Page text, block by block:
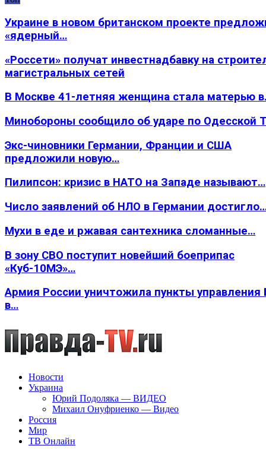
Украине в новом британском проекте
«ядерный…
«Россети» получат инвестнадбавку на
магистральных сетей
В Москве 41-летняя женщина стала матерью
Минобороны сообщило об ударе по Одесской
Экс-чиновники Германии, Франции и США
предложили новую…
Пилипсон: кризис в НАТО на Западе называют…
Число заявлений об НЛО в Германии
Мухи в еде и ржавая сантехника сломанные…
В зону СВО поступит новейший боеприпас
«Куб-10МЭ»…
Армия России уничтожила пункты
в…
Новости
Украина
Юрий Подоляка — ВИДЕО
Михаил Онуфриенко — Видео
Россия
Мир
ТВ Онлайн